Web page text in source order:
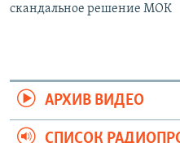
скандальное решение МОК
АРХИВ ВИДЕО
СПИСОК